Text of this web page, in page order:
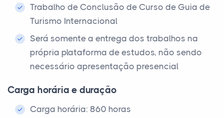
Trabalho de Conclusão de Curso de Guia de
Turismo Internacional
Será somente a entrega dos trabalhos na
própria plataforma de estudos, não sendo
necessário apresentação presencial
Carga horária e duração
Carga horária: 860 horas